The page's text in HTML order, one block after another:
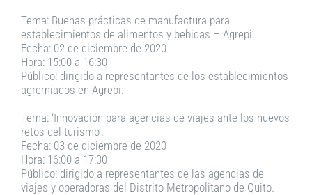
Tema: Buenas prácticas de manufactura para
establecimientos de alimentos y bebidas – Agrepi’.
Fecha: 02 de diciembre de 2020
Hora: 15:00 a 16:30
Público: dirigido a representantes de los establecimientos
agremiados en Agrepi.
Tema: ‘Innovación para agencias de viajes ante los nuevos
retos del turismo’.
Fecha: 03 de diciembre de 2020
Hora: 16:00 a 17:30
Público: dirigido a representantes de las agencias de
viajes y operadoras del Distrito Metropolitano de Quito.